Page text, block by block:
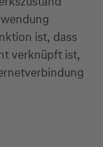
ist, dass
verknüpft ist,